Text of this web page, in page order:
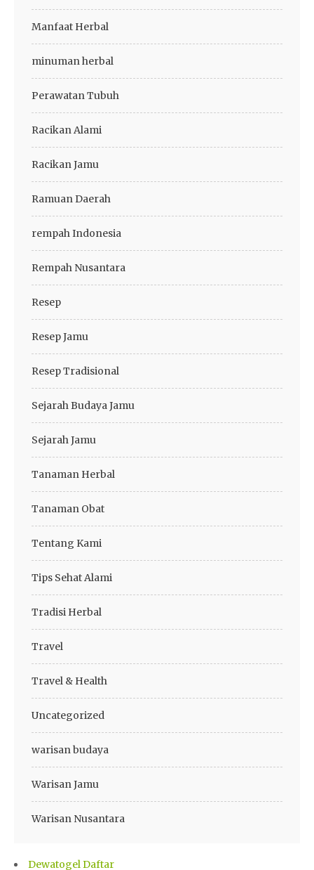
Manfaat Herbal
minuman herbal
Perawatan Tubuh
Racikan Alami
Racikan Jamu
Ramuan Daerah
rempah Indonesia
Rempah Nusantara
Resep
Resep Jamu
Resep Tradisional
Sejarah Budaya Jamu
Sejarah Jamu
Tanaman Herbal
Tanaman Obat
Tentang Kami
Tips Sehat Alami
Tradisi Herbal
Travel
Travel & Health
Uncategorized
warisan budaya
Warisan Jamu
Warisan Nusantara
Dewatogel Daftar